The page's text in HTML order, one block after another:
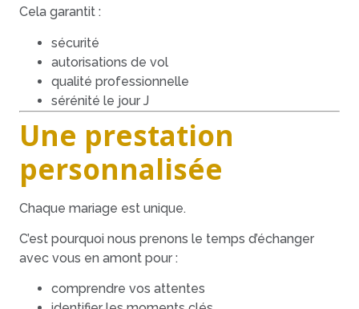
Cela garantit :
sécurité
autorisations de vol
qualité professionnelle
sérénité le jour J
Une prestation
personnalisée
Chaque mariage est unique.
C’est pourquoi nous prenons le temps d’échanger
avec vous en amont pour :
comprendre vos attentes